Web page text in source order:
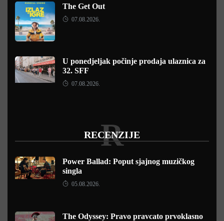
The Get Out
07.08.2026.
U ponedjeljak počinje prodaja ulaznica za
32. SFF
07.08.2026.
RECENZIJE
R
Power Ballad: Poput sjajnog muzičkog
singla
05.08.2026.
The Odyssey: Pravo pravcato prvoklasno